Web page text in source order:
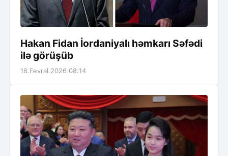
Hakan Fidan İordaniyalı həmkarı Səfədi
ilə görüşüb
16.Fevral.2026 08:14